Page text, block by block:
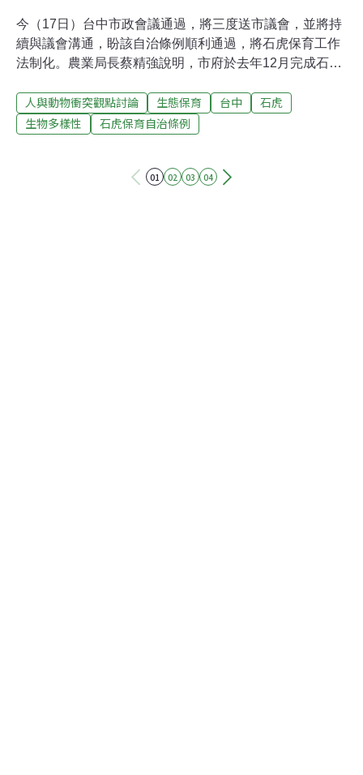
今（17日）台中市政會議通過，將三度送市議會，並將持
續與議會溝通，盼該自治條例順利通過，將石虎保育工作
法制化。農業局長蔡精強說明，市府於去年12月完成石虎
自治條例」草案交由市議會審查，本次修訂重點在於增加
獎勵農民友善環境耕作，避免農戶使用化學農藥、除草
也將提出生態服務補償獎勵措施。
人與動物衝突觀點討論 生態保育 台中
石虎
生物多樣性
石虎保育自治條例
01 02 03 04